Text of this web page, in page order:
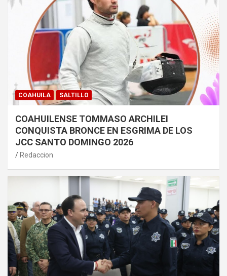
COAHUILA SALTILLO
COAHUILENSE TOMMASO ARCHILEI
CONQUISTA BRONCE EN ESGRIMA DE LOS
JCC SANTO DOMINGO 2026
Redaccion